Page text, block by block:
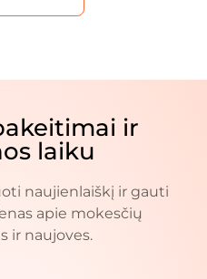
ir
laiku
naujienlaiškį ir gauti
apie mokesčių
ir naujoves.